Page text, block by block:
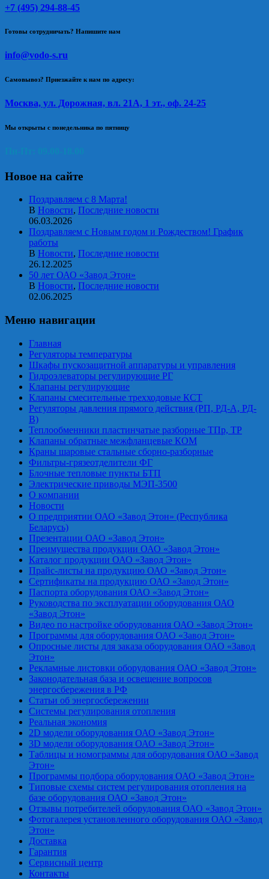
+7 (495) 294-88-45
Готовы сотрудничать? Напишите нам
info@vodo-s.ru
Самовывоз? Приезжайте к нам по адресу:
Москва, ул. Дорожная, вл. 21А, 1 эт., оф. 24-25
Мы открыты с понедельника по пятницу
Новое на сайте
Поздравляем с 8 Марта!
В Новости, Последние новости
06.03.2026
Поздравляем с Новым годом и Рождеством! График
работы
В Новости, Последние новости
26.12.2025
50 лет ОАО «Завод Этон»
В Новости, Последние новости
02.06.2025
Меню навигации
Главная
Регуляторы температуры
Шкафы пускозащитной аппаратуры и управления
Гидроэлеваторы регулирующие РГ
Клапаны регулирующие
Клапаны смесительные трехходовые КСТ
Регуляторы давления прямого действия (РП, РД-А, РД-
В)
Теплообменники пластинчатые разборные ТПр, ТР
Клапаны обратные межфланцевые КОМ
Краны шаровые стальные сборно-разборные
Фильтры-грязеотделители ФГ
Блочные тепловые пункты БТП
Электрические приводы МЭП-3500
О компании
Новости
О предприятии ОАО «Завод Этон» (Республика
Беларусь)
Презентации ОАО «Завод Этон»
Преимущества продукции ОАО «Завод Этон»
Каталог продукции ОАО «Завод Этон»
Прайс-листы на продукцию ОАО «Завод Этон»
Сертификаты на продукцию ОАО «Завод Этон»
Паспорта оборудования ОАО «Завод Этон»
Руководства по эксплуатации оборудования ОАО
«Завод Этон»
Видео по настройке оборудования ОАО «Завод Этон»
Программы для оборудования ОАО «Завод Этон»
Опросные листы для заказа оборудования ОАО «Завод
Этон»
Рекламные листовки оборудования ОАО «Завод Этон»
Законодательная база и освещение вопросов
энергосбережения в РФ
Статьи об энергосбережении
Системы регулирования отопления
Реальная экономия
2D модели оборудования ОАО «Завод Этон»
3D модели оборудования ОАО «Завод Этон»
Таблицы и номограммы для оборудования ОАО «Завод
Этон»
Программы подбора оборудования ОАО «Завод Этон»
Типовые схемы систем регулирования отопления на
базе оборудования ОАО «Завод Этон»
Отзывы потребителей оборудования ОАО «Завод Этон»
Фотогалерея установленного оборудования ОАО «Завод
Этон»
Доставка
Гарантия
Сервисный центр
Контакты